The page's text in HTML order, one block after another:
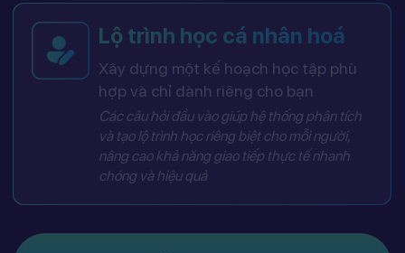
Lộ trình học cá nhân hoá
Xây dựng một kế hoạch học tập phù
hợp và chỉ dành riêng cho bạn
Các câu hỏi đầu vào giúp hệ thống phân tích
và tạo lộ trình học riêng biệt cho mỗi người,
nâng cao khả năng giao tiếp thực tế nhanh
chóng và hiệu quả